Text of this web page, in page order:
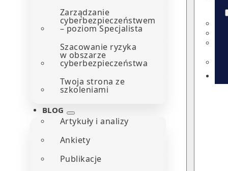
Zarządzanie
cyberbezpieczeństwem
– poziom Specjalista
Szacowanie ryzyka
w obszarze
cyberbezpieczeństwa
Twoja strona ze
szkoleniami
BLOG
Artykuły i analizy
Ankiety
Publikacje